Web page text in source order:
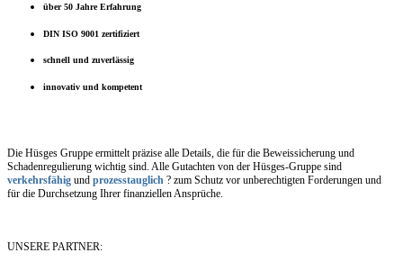
über 50 Jahre Erfahrung
DIN ISO 9001 zertifiziert
schnell und zuverlässig
innovativ und kompetent
Die Hüsges Gruppe ermittelt präzise alle Details, die für die Beweissicherung und
Schadenregulierung wichtig sind. Alle Gutachten von der Hüsges-Gruppe sind
verkehrsfähig und prozesstauglich ? zum Schutz vor unberechtigten Forderungen und
für die Durchsetzung Ihrer finanziellen Ansprüche.
UNSERE PARTNER: